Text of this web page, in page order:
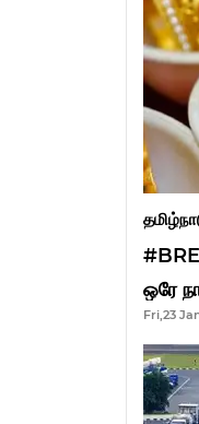
ஒரே
Fri,23